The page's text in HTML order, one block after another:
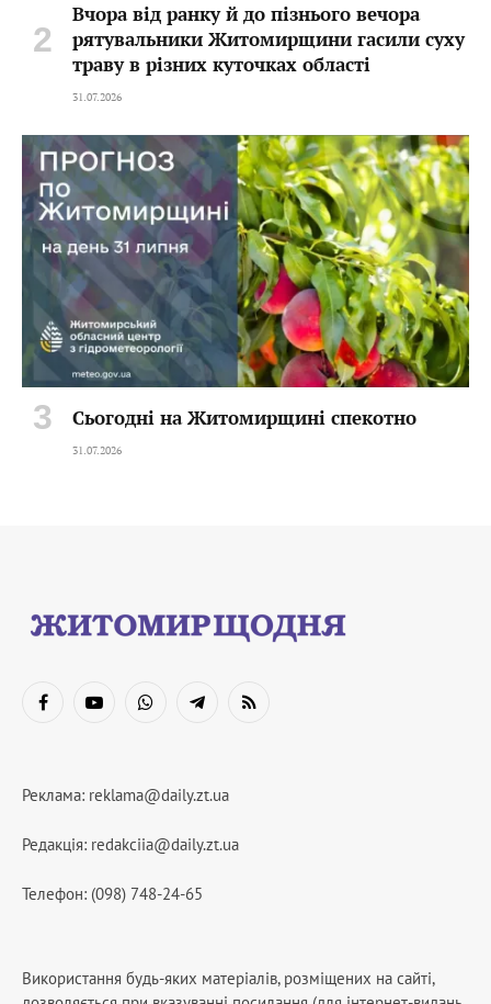
Вчора від ранку й до пізнього вечора
рятувальники Житомирщини гасили суху
траву в різних куточках області
31.07.2026
Сьогодні на Житомирщині спекотно
31.07.2026
FacebookYouTubeWhatsAppTelegramRSS
Реклама: reklama@daily.zt.ua
Редакція: redakciia@daily.zt.ua
Телефон: (098) 748-24-65
Використання будь-яких матеріалів, розміщених на сайті,